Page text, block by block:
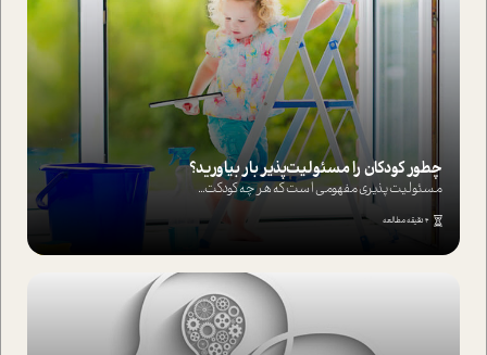
چطور کودکان را مسئولیت‌پذیر بار بیاورید؟
مسئولیت پذیری مفهومی ا ست که هر چه کودکت...
4 دقیقه مطالعه